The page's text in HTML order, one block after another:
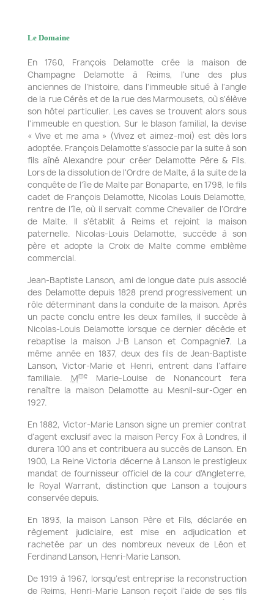
Le Domaine
En 1760, François Delamotte crée la maison de
Champagne Delamotte à Reims, l’une des plus
anciennes de l’histoire, dans l'immeuble situé à l'angle
de la rue Cérès et de la rue des Marmousets, où s'élève
son hôtel particulier. Les caves se trouvent alors sous
l'immeuble en question. Sur le blason familial, la devise
« Vive et me ama » (Vivez et aimez-moi) est dès lors
adoptée. François Delamotte s’associe par la suite à son
fils aîné Alexandre pour créer Delamotte Père & Fils.
Lors de la dissolution de l'Ordre de Malte, à la suite de la
conquête de l'île de Malte par Bonaparte, en 1798, le fils
cadet de François Delamotte, Nicolas Louis Delamotte,
rentre de l’île, où il servait comme Chevalier de l’Ordre
de Malte. Il s'établit à Reims et rejoint la maison
paternelle. Nicolas-Louis Delamotte, succède à son
père et adopte la Croix de Malte comme emblème
commercial.
Jean-Baptiste Lanson, ami de longue date puis associé
des Delamotte depuis 1828 prend progressivement un
rôle déterminant dans la conduite de la maison. Après
un pacte conclu entre les deux familles, il succède à
Nicolas-Louis Delamotte lorsque ce dernier décède et
rebaptise la maison J-B Lanson et Compagnie7. La
même année en 1837, deux des fils de Jean-Baptiste
Lanson, Victor-Marie et Henri, entrent dans l’affaire
familiale. MmeMarie-Louise de Nonancourt fera
renaître la maison Delamotte au Mesnil-sur-Oger en
1927.
En 1882, Victor-Marie Lanson signe un premier contrat
d’agent exclusif avec la maison Percy Fox à Londres, il
durera 100 ans et contribuera au succès de Lanson. En
1900, La Reine Victoria décerne à Lanson le prestigieux
mandat de fournisseur officiel de la cour d’Angleterre,
le Royal Warrant, distinction que Lanson a toujours
conservée depuis.
En 1893, la maison Lanson Père et Fils, déclarée en
règlement judiciaire, est mise en adjudication et
rachetée par un des nombreux neveux de Léon et
Ferdinand Lanson, Henri-Marie Lanson.
De 1919 à 1967, lorsqu’est entreprise la reconstruction
de Reims, Henri-Marie Lanson reçoit l’aide de ses fils